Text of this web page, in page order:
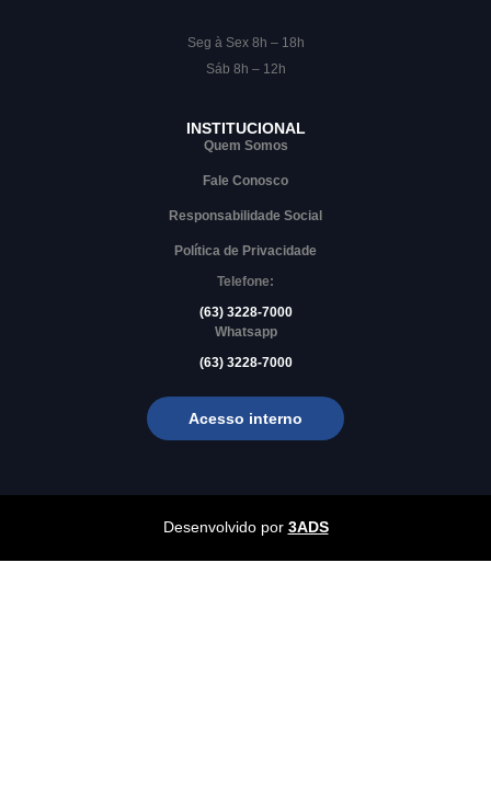
Seg à Sex 8h – 18h
Sáb 8h – 12h
INSTITUCIONAL
Quem Somos
Fale Conosco
Responsabilidade Social
Política de Privacidade
Telefone:
(63) 3228-7000
Whatsapp
(63) 3228-7000
Acesso interno
Desenvolvido por 3ADS